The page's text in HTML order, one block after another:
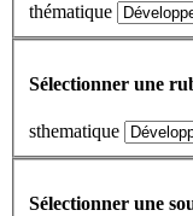
thématique
Sélectionner une
sthematique
Sélectionner une